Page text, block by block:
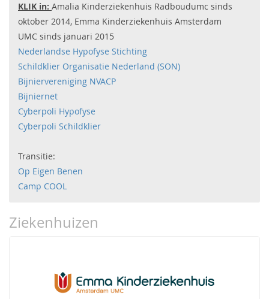
KLIK in: Amalia Kinderziekenhuis Radboudumc sinds
oktober 2014, Emma Kinderziekenhuis Amsterdam
UMC sinds januari 2015
Nederlandse Hypofyse Stichting
Schildklier Organisatie Nederland (SON)
Bijniervereniging NVACP
Bijniernet
Cyberpoli Hypofyse
Cyberpoli Schildklier
Transitie:
Op Eigen Benen
Camp COOL
Ziekenhuizen